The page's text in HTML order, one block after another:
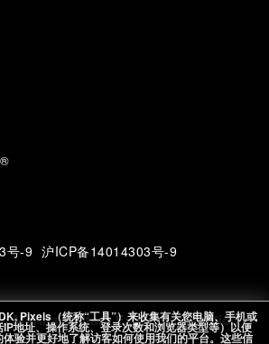
Marina Militare Experience Edition
沪ICP备14014303号-9
Pixels（统称“工具”）来收集有关您电脑、手机或
地址、操作系统、登录次数和浏览器类型等）以便
验并更好地了解访客如何使用我们的平台。这些信